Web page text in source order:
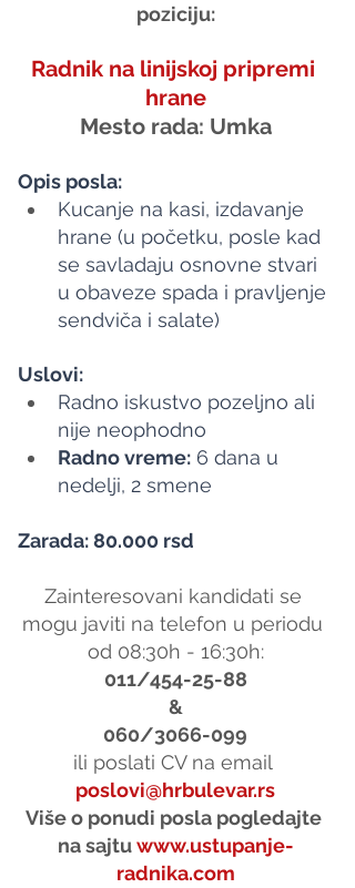
poziciju:
Radnik na linijskoj pripremi
hrane
Mesto rada: Umka
Opis posla:
Kucanje na kasi, izdavanje
hrane (u početku, posle kad
se savladaju osnovne stvari
u obaveze spada i pravljenje
sendviča i salate)
Uslovi:
Radno iskustvo pozeljno ali
nije neophodno
Radno vreme: 6 dana u
nedelji, 2 smene
Zarada: 80.000 rsd
Zainteresovani kandidati se
mogu javiti na telefon u periodu
od 08:30h - 16:30h:
011/454-25-88
&
060/3066-099
ili poslati CV na email
poslovi@hrbulevar.rs
Više o ponudi posla pogledajte
na sajtu www.ustupanje-
radnika.com